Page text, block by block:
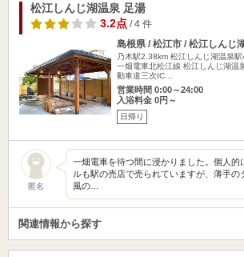
松江しんじ湖温泉 足湯
3.2点/ 4 件
島根県 / 松江市 / 松江しんじ
乃木駅2.38km 松江しんじ湖温泉
一畑電車北松江線 松江しんじ湖温
動車道三次IC…
営業時間 0:00～24:00
入浴料金 0円～
日帰り
匿名
一畑電車を待つ間に浸かりました。個人的
ルも駅の売店で売られていますが、薄手の
風の…
関連情報から探す